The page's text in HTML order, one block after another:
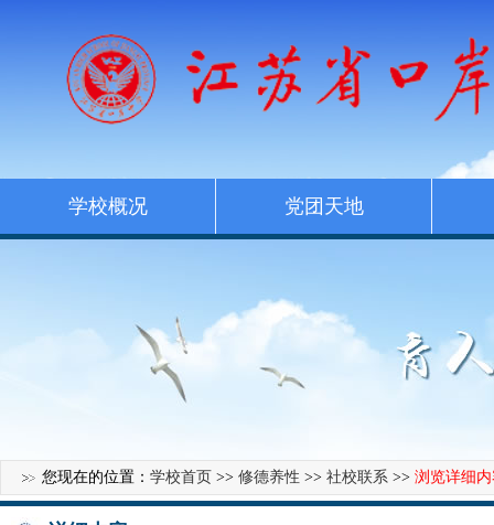
学校概况 党团天地
您现在的位置： 学校首页 >> 修德养性 >> 社校联系 >> 浏览详细